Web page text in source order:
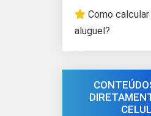
Como
aluguel?